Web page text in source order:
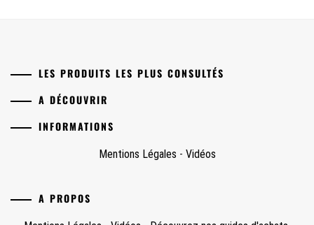
LES PRODUITS LES PLUS CONSULTÉS
A DÉCOUVRIR
INFORMATIONS
Mentions Légales - Vidéos
A PROPOS